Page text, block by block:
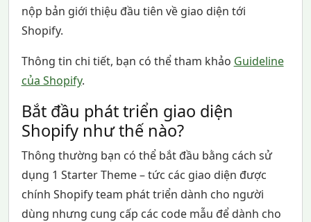
nộp bản giới thiệu đầu tiên về giao diện tới
Shopify.
Thông tin chi tiết, bạn có thể tham khảo Guideline
của Shopify.
Bắt đầu phát triển giao diện
Shopify như thế nào?
Thông thường bạn có thể bắt đầu bằng cách sử
dụng 1 Starter Theme – tức các giao diện được
chính Shopify team phát triển dành cho người
dùng nhưng cung cấp các code mẫu để dành cho